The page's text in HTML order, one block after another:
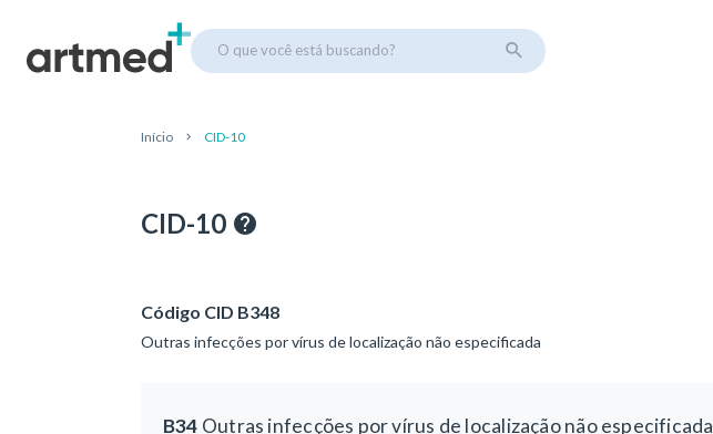
O que você está buscando?
Início CID-10
CID-10
Código CID B348
Outras infecções por vírus de localização não especificada
B34 Outras infecções por vírus de localização não especificada